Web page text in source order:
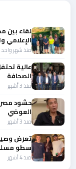
لقاء بين
الإعلامي
منذ شهر واحد
عالية
الصحافة
منذ 3 أشهر
حشود
العوضي
منذ 3 أشهر
تعرض
سطو مسلح
منذ 4 أشهر